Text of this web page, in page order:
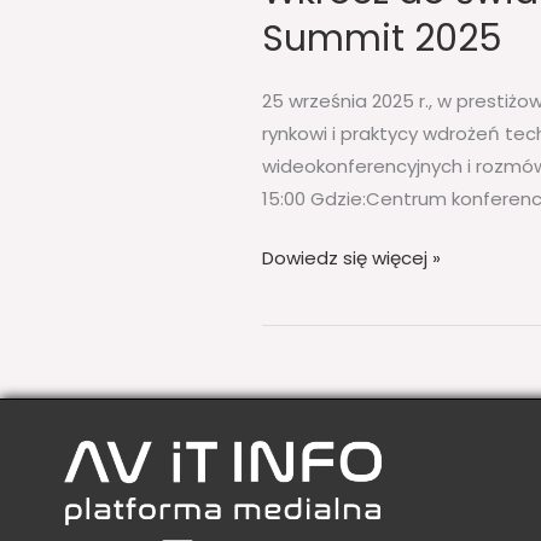
Summit 2025
25 września 2025 r., w
rynkowi i praktycy wdrożeń
wideokonferencyjnych i
15:00 Gdzie:Centrum
Dowiedz się więcej »